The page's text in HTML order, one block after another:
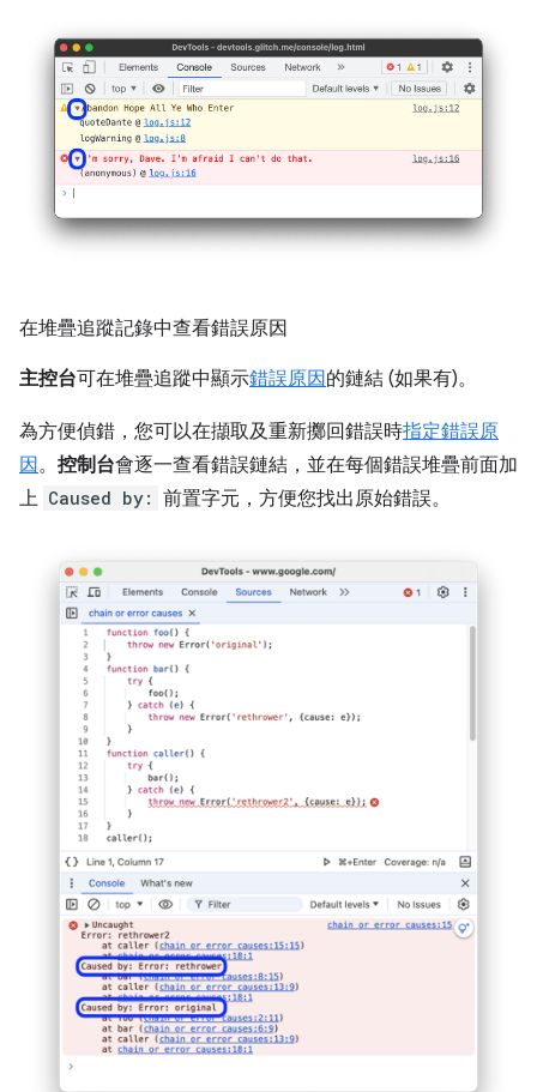
在堆疊追蹤記錄中查看錯誤原因
主控台可在堆疊追蹤中顯示錯誤原因的鏈結 (如果有)。
為方便偵錯，您可以在擷取及重新擲回錯誤時指定錯誤原
因。 控制台會逐一查看錯誤鏈結，並在每個錯誤堆疊前面加
上 Caused by: 前置字元，方便您找出原始錯誤。